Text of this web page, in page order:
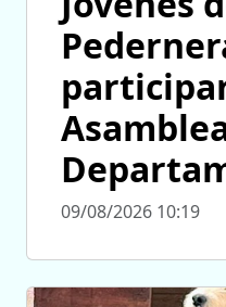
09/08/2026 10:19